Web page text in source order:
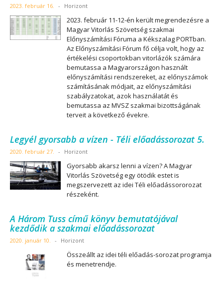
2023. február 16. - Horizont
2023. február 11-12-én került megrendezésre a
Magyar Vitorlás Szövetség szakmai
Előnyszámítási Fóruma a Kékszalag PORTban.
Az Előnyszámítási Fórum fő célja volt, hogy az
értékelési csoportokban vitorlázók számára
bemutassa a Magyarországon használt
előnyszámítási rendszereket, az előnyszámok
számításának módjait, az előnyszámítási
szabályzatokat, azok használatát és
bemutassa az MVSZ szakmai bizottságának
terveit a következő évekre.
Legyél gyorsabb a vízen - Téli előadássorozat 5.
2020. február 27. - Horizont
Gyorsabb akarsz lenni a vízen? A Magyar
Vitorlás Szövetség egy ötödik estet is
megszervezett az idei Téli előadássororozat
részeként.
A Három Tuss című könyv bemutatójával
kezdődik a szakmai előadássorozat
2020. január 10. - Horizont
Összeállt az idei téli előadás-sorozat programja
és menetrendje.